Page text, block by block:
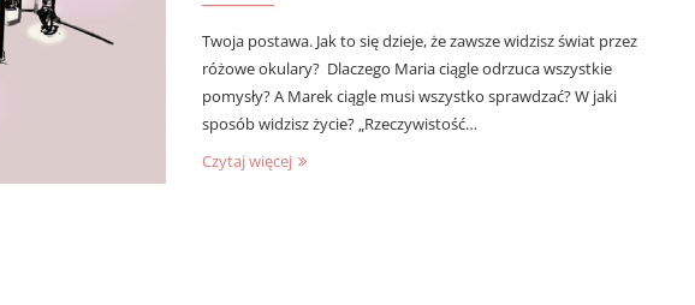
Twoja postawa. Jak to się dzieje, że zawsze widzisz świat przez
różowe okulary? Dlaczego Maria ciągle odrzuca wszystkie
pomysły? A Marek ciągle musi wszystko sprawdzać? W jaki
sposób widzisz życie? „Rzeczywistość…
Czytaj więcej